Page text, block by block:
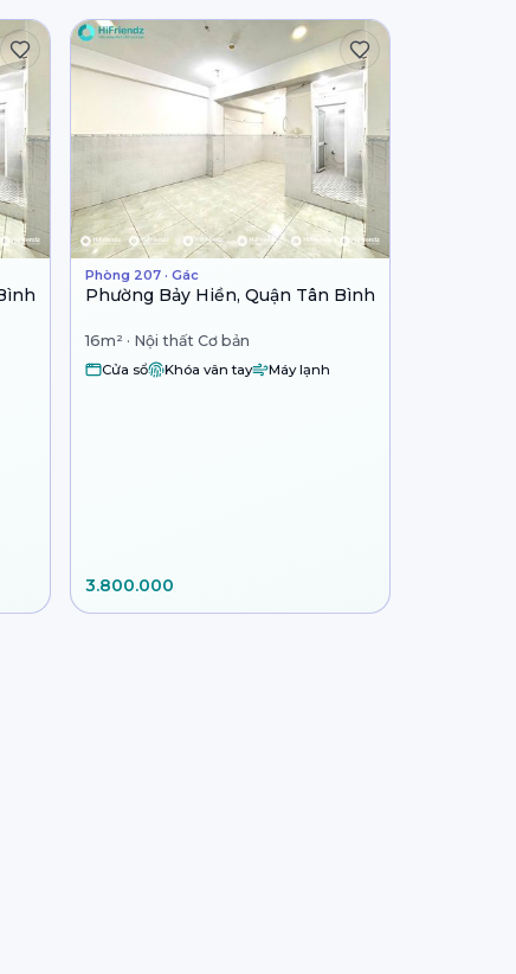
Phòng 207 · Gác
Phường Bảy Hiền, Quận Tân Bình
16m² · Nội thất Cơ bản
Cửa sổ Khóa vân tay Máy lạnh
3.800.000